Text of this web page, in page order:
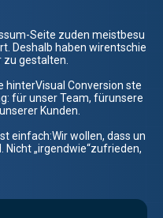
Seite zuden meistbesu
Deshalb haben wirentschie
gestalten.
hinterVisual Conversion ste
für unser Team, fürunsere
Kunden.
einfach:Wir wollen, dass un
Nicht „irgendwie“zufrieden,